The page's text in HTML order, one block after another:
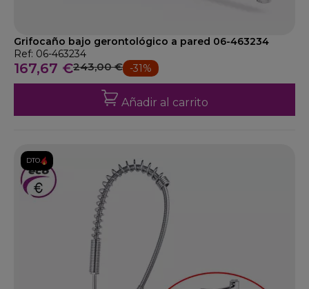
Grifocaño bajo gerontológico a pared 06-463234
Ref: 06-463234
167,67 €243,00 € -31%
Añadir al carrito
DTO.